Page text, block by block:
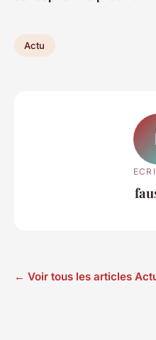
Actu
← Voir tous les articles